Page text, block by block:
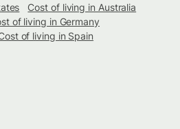
Cost of living in Australia
of living in Germany
of living in Spain